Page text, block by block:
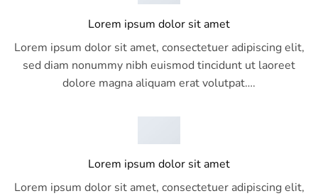
Lorem ipsum dolor sit amet
Lorem ipsum dolor sit amet, consectetuer adipiscing elit,
sed diam nonummy nibh euismod tincidunt ut laoreet
dolore magna aliquam erat volutpat….
Lorem ipsum dolor sit amet
Lorem ipsum dolor sit amet, consectetuer adipiscing elit,